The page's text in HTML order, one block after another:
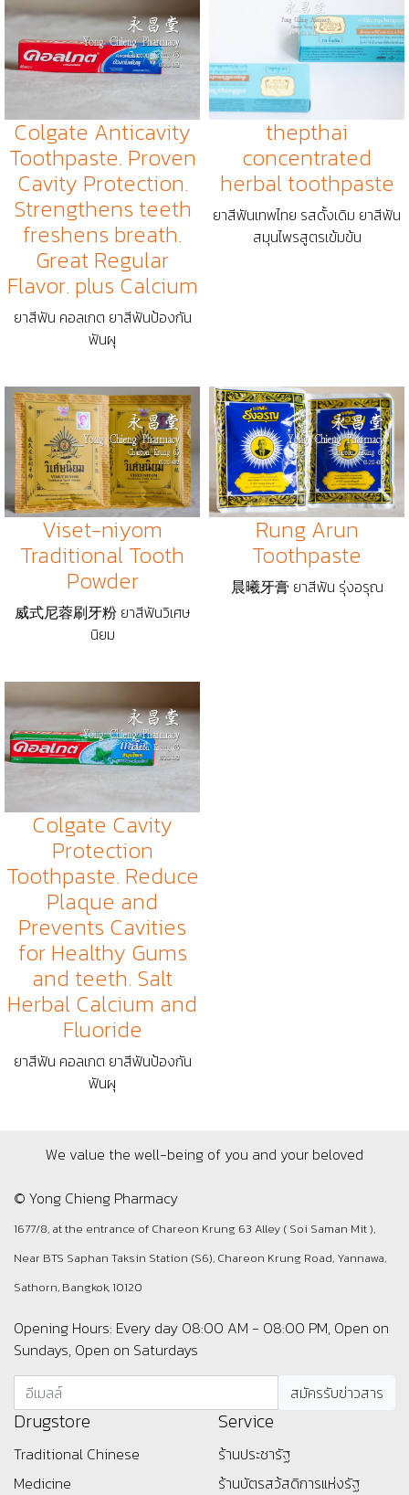
Colgate Anticavity
Toothpaste. Proven
Cavity Protection.
Strengthens teeth
freshens breath.
Great Regular
Flavor. plus Calcium
ยาสีฟัน คอลเกต ยาสีฟันป้องกัน
ฟันผุ
thepthai
concentrated
herbal toothpaste
ยาสีฟันเทพไทย รสดั้งเดิม ยาสีฟัน
สมุนไพรสูตรเข้มข้น
Viset-niyom
Traditional Tooth
Powder
威式尼蓉刷牙粉 ยาสีฟันวิเศษ
นิยม
Rung Arun
Toothpaste
晨曦牙膏 ยาสีฟัน รุ่งอรุณ
Colgate Cavity
Protection
Toothpaste. Reduce
Plaque and
Prevents Cavities
for Healthy Gums
and teeth. Salt
Herbal Calcium and
Fluoride
ยาสีฟัน คอลเกต ยาสีฟันป้องกัน
ฟันผุ
We value the well-being of you and your beloved
© Yong Chieng Pharmacy
1677/8, at the entrance of Chareon Krung 63 Alley ( Soi Saman Mit ),
Near BTS Saphan Taksin Station (S6), Chareon Krung Road, Yannawa,
Sathorn, Bangkok, 10120
Opening Hours: Every day 08:00 AM - 08:00 PM, Open on
Sundays, Open on Saturdays
Drugstore
Traditional Chinese
Medicine
Service
ร้านประชารัฐ
ร้านบัตรสว้สดิการแห่งรัฐ